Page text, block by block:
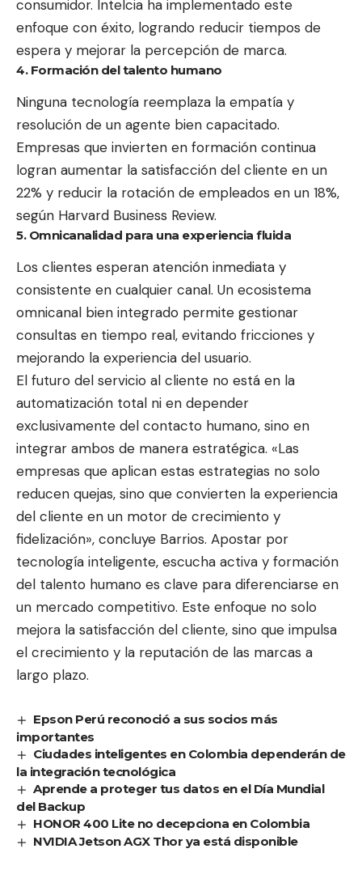
consumidor. Intelcia ha implementado este
enfoque con éxito, logrando reducir tiempos de
espera y mejorar la percepción de marca.
4. Formación del talento humano
Ninguna tecnología reemplaza la empatía y
resolución de un agente bien capacitado.
Empresas que invierten en formación continua
logran aumentar la satisfacción del cliente en un
22% y reducir la rotación de empleados en un 18%,
según Harvard Business Review.
5. Omnicanalidad para una experiencia fluida
Los clientes esperan atención inmediata y
consistente en cualquier canal. Un ecosistema
omnicanal bien integrado permite gestionar
consultas en tiempo real, evitando fricciones y
mejorando la experiencia del usuario.
El futuro del servicio al cliente no está en la
automatización total ni en depender
exclusivamente del contacto humano, sino en
integrar ambos de manera estratégica. «Las
empresas que aplican estas estrategias no solo
reducen quejas, sino que convierten la experiencia
del cliente en un motor de crecimiento y
fidelización», concluye Barrios. Apostar por
tecnología inteligente, escucha activa y formación
del talento humano es clave para diferenciarse en
un mercado competitivo. Este enfoque no solo
mejora la satisfacción del cliente, sino que impulsa
el crecimiento y la reputación de las marcas a
largo plazo.
Epson Perú reconoció a sus socios más
importantes
Ciudades inteligentes en Colombia dependerán de
la integración tecnológica
Aprende a proteger tus datos en el Día Mundial
del Backup
HONOR 400 Lite no decepciona en Colombia
NVIDIA Jetson AGX Thor ya está disponible